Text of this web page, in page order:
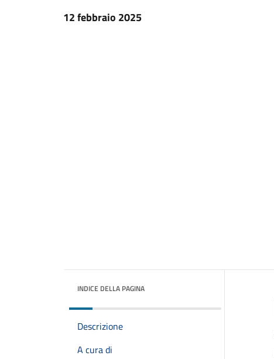
12 febbraio 2025
INDICE DELLA PAGINA
Descrizione
A cura di